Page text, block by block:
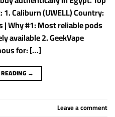
Caliburn (UWELL) Country:
| Why #1: Most reliable pods
available 2. GeekVape
for: […]
→
Leave a comment